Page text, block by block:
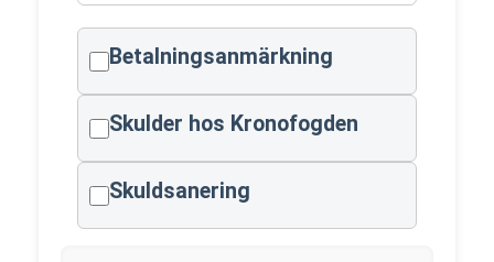
Betalningsanmärkning
Skulder hos Kronofogden
Skuldsanering